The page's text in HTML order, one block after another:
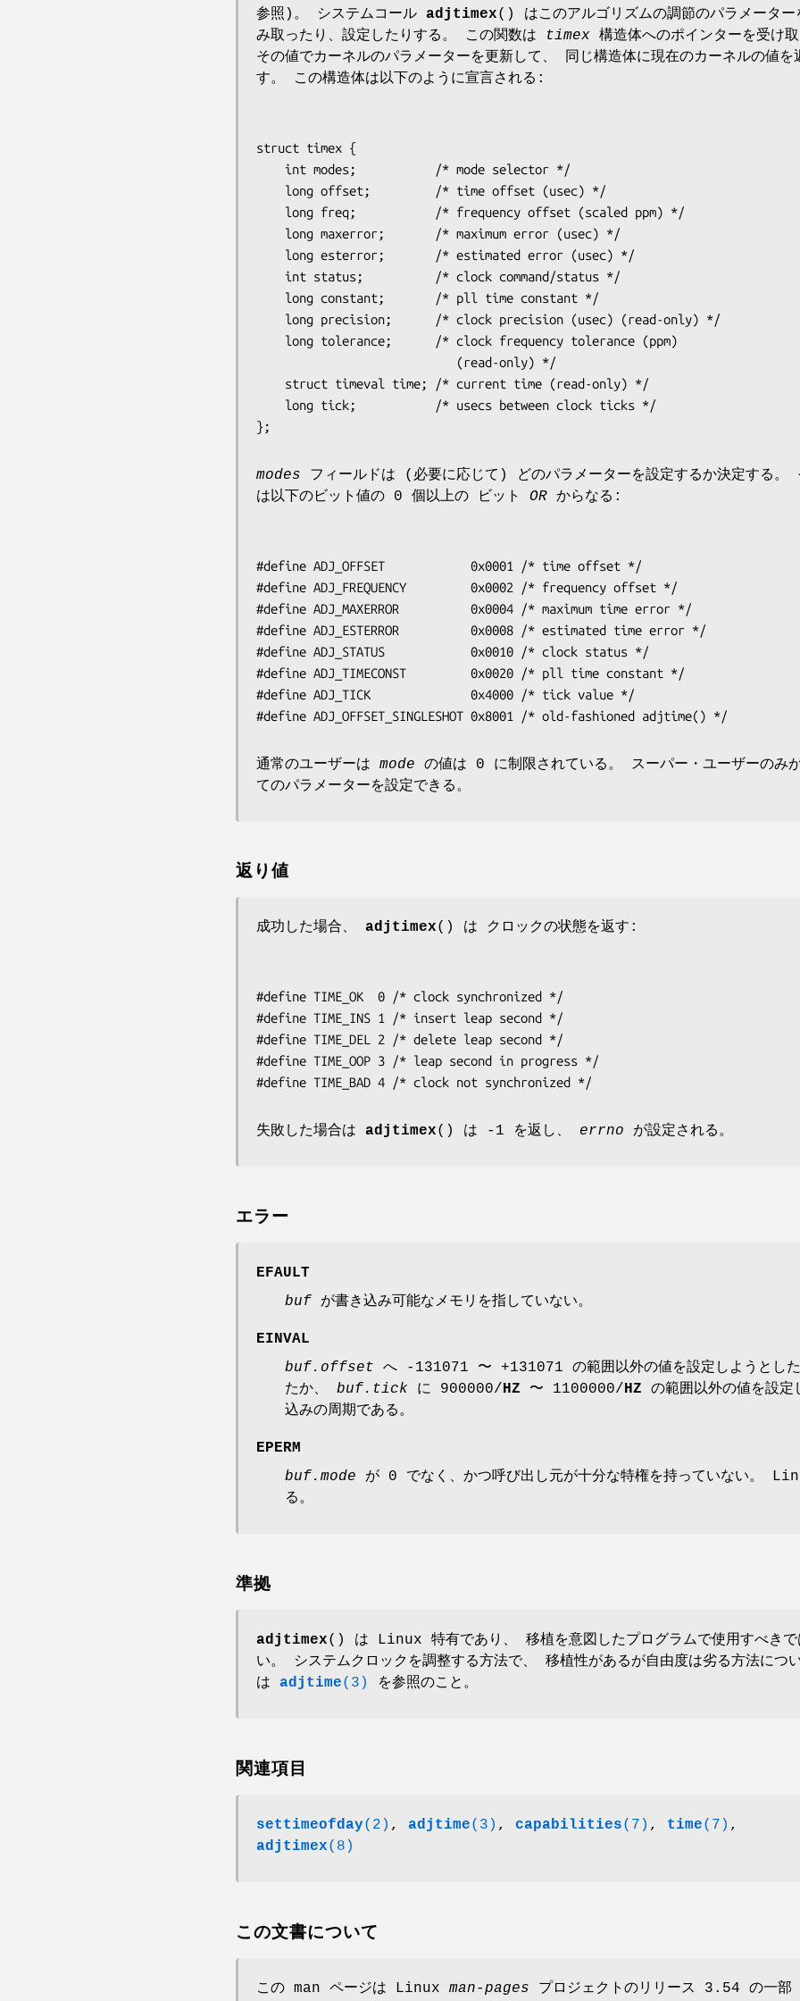
参照)。 システムコール adjtimex() はこのアルゴリズムの調節のパラメーター
み取ったり、設定したりする。 この関数は
timex 構造体へのポインターを受け取
その値でカーネルのパラメーターを更新して、 同じ構造体に現在のカーネルの値を
す。 この構造体は以下のように宣言される:
struct timex {
};
modes フィールドは (必要に応じて) どのパラメーターを設定するか決定する。
は以下のビット値の 0 個以上の ビット OR からなる:
#define ADJ_OFFSET            0x0001 /* time offset */
#define ADJ_FREQUENCY         0x0002 /* frequency offset */
#define ADJ_MAXERROR          0x0004 /* maximum time error */
#define ADJ_ESTERROR          0x0008 /* estimated time error */
#define ADJ_STATUS            0x0010 /* clock status */
#define ADJ_TIMECONST         0x0020 /* pll time constant */
#define ADJ_TICK              0x4000 /* tick value */
#define ADJ_OFFSET_SINGLESHOT 0x8001 /* old-fashioned adjtime() */
通常のユーザーは mode の値は 0 に制限されている。 スーパー・ユーザーのみ
てのパラメーターを設定できる。
返り値
成功した場合、 adjtimex() は クロックの状態を返す:
#define TIME_OK  0 /* clock synchronized */
#define TIME_INS 1 /* insert leap second */
#define TIME_DEL 2 /* delete leap second */
#define TIME_OOP 3 /* leap second in progress */
#define TIME_BAD 4 /* clock not synchronized */
失敗した場合は adjtimex() は -1 を返し、 errno が設定される。
エラー
EFAULT
buf が書き込み可能なメモリを指していない。
EINVAL
buf.offset へ -131071 〜 +131071 の範囲以外の値を設定しようとし
たか、 buf.tick に 900000/HZ 〜 1100000/HZ の範囲以外の値を設
込みの周期である。
EPERM
buf.mode が 0 でなく、かつ呼び出し元が十分な特権を持っていない。
る。
準拠
adjtimex() は Linux 特有であり、 移植を意図したプログラムで使用すべきで
い。 システムクロックを調整する方法で、 移植性があるが自由度は劣る方法につ
は adjtime(3) を参照のこと。
関連項目
settimeofday(2) , adjtime(3) , capabilities(7) , time(7) ,
adjtimex(8)
この文書について
この man ページは Linux man-pages プロジェクトのリリース 3.54 の一部